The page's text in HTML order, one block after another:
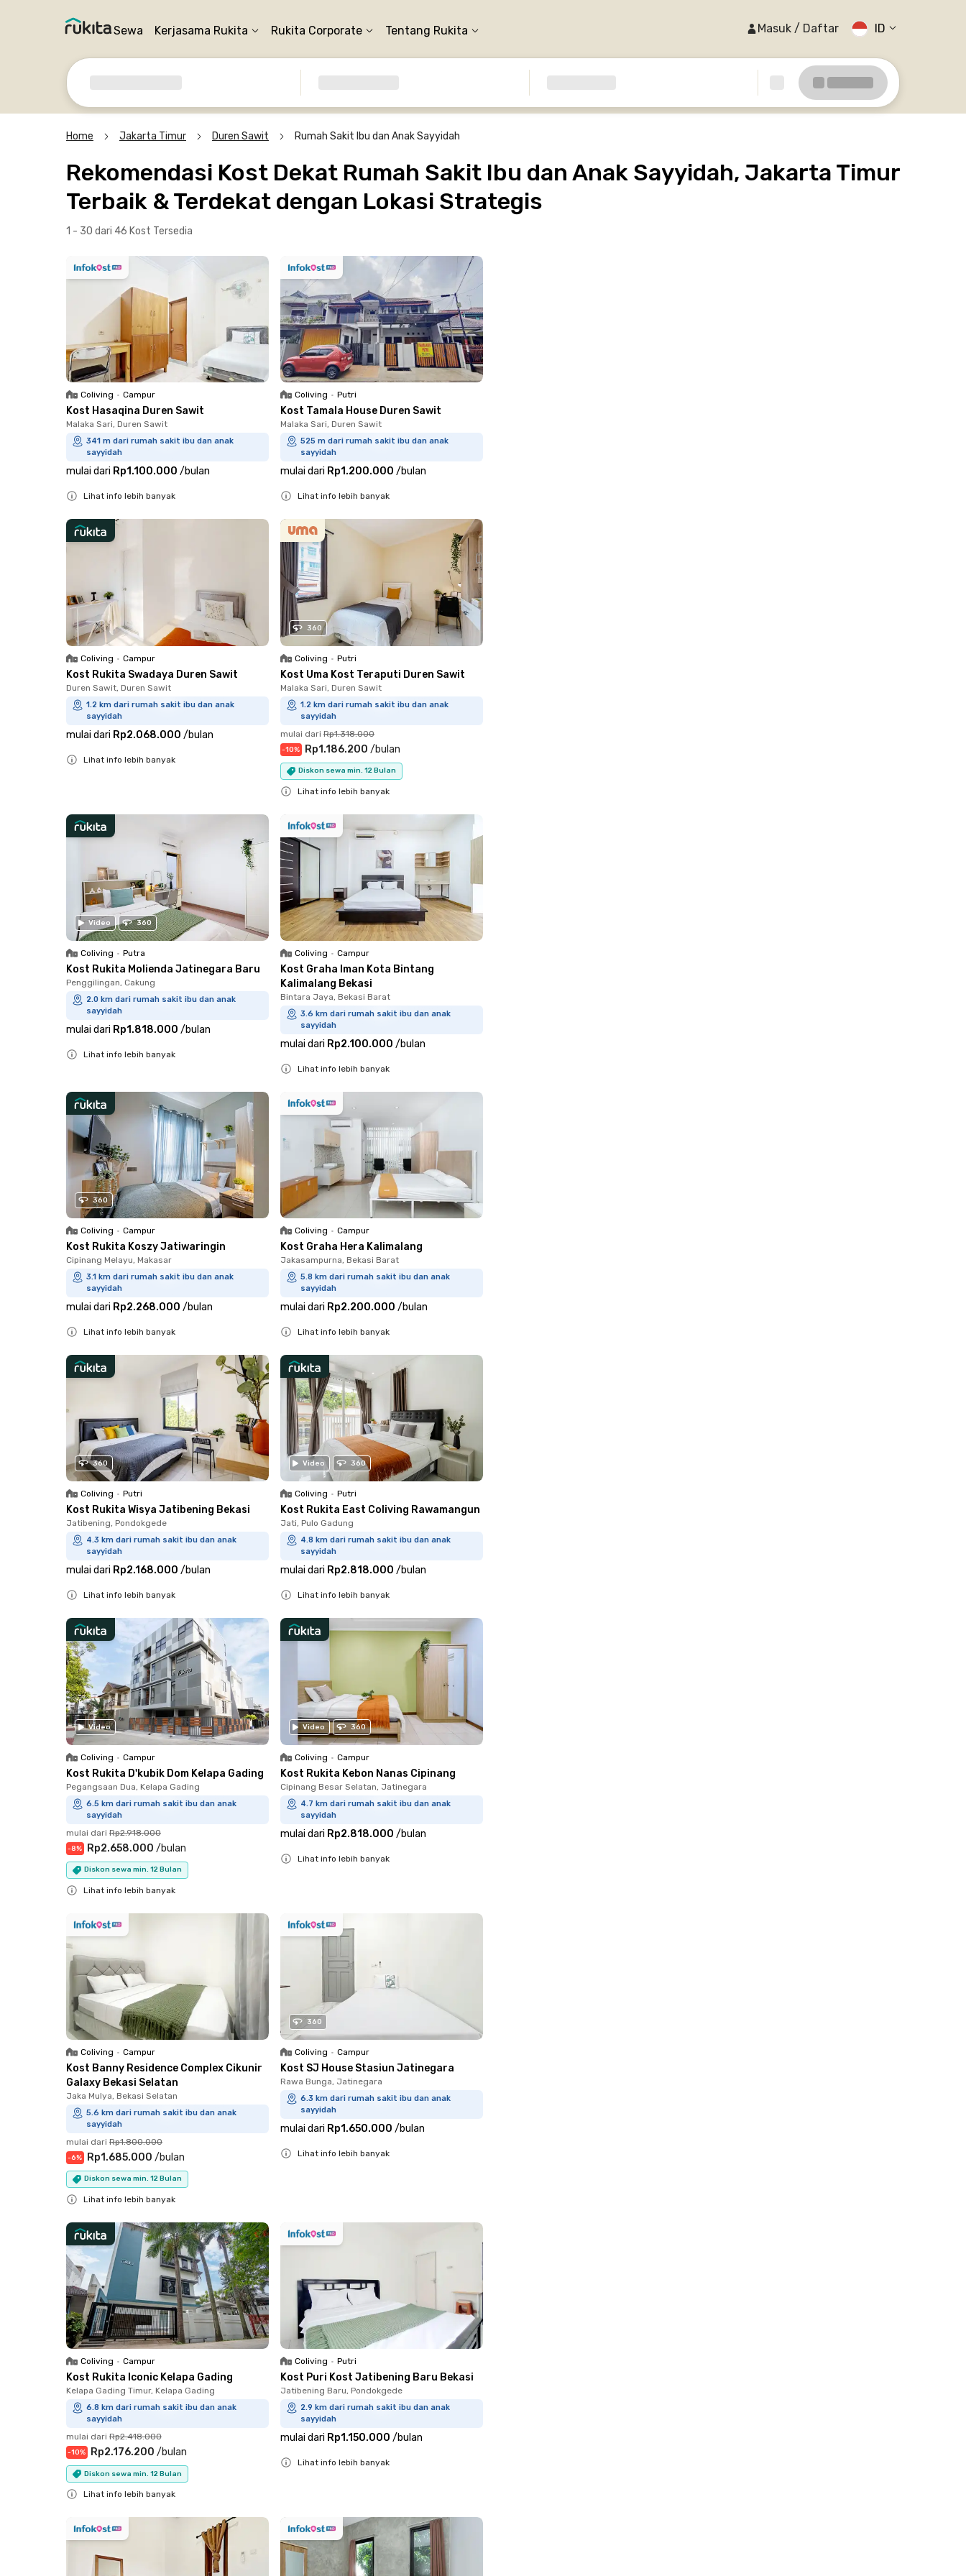
Sewa Kerjasama Rukita Rukita Corporate Tentang Rukita Masuk / Daftar ID
Home Jakarta Timur Duren Sawit Rumah Sakit Ibu dan Anak Sayyidah
Rekomendasi Kost Dekat Rumah Sakit Ibu dan Anak Sayyidah, Jakarta Timur
Terbaik & Terdekat dengan Lokasi Strategis
1 - 30 dari 46 Kost Tersedia
Coliving • Campur
Kost Hasaqina Duren Sawit
Malaka Sari, Duren Sawit
341 m dari rumah sakit ibu dan anak
sayyidah
mulai dari Rp1.100.000 /bulan
Lihat info lebih banyak
Coliving • Putri
Kost Tamala House Duren Sawit
Malaka Sari, Duren Sawit
525 m dari rumah sakit ibu dan anak
sayyidah
mulai dari Rp1.200.000 /bulan
Lihat info lebih banyak
Coliving • Campur
Kost Rukita Swadaya Duren Sawit
Duren Sawit, Duren Sawit
1.2 km dari rumah sakit ibu dan anak
sayyidah
mulai dari Rp2.068.000 /bulan
Lihat info lebih banyak
360
Coliving • Putri
Kost Uma Kost Teraputi Duren Sawit
Malaka Sari, Duren Sawit
1.2 km dari rumah sakit ibu dan anak
sayyidah
mulai dari Rp1.318.000
-10% Rp1.186.200 /bulan
Diskon sewa min. 12 Bulan
Lihat info lebih banyak
Video 360
Coliving • Putra
Kost Rukita Molienda Jatinegara Baru
Penggilingan, Cakung
2.0 km dari rumah sakit ibu dan anak
sayyidah
mulai dari Rp1.818.000 /bulan
Lihat info lebih banyak
Coliving • Campur
Kost Graha Iman Kota Bintang
Kalimalang Bekasi
Bintara Jaya, Bekasi Barat
3.6 km dari rumah sakit ibu dan anak
sayyidah
mulai dari Rp2.100.000 /bulan
Lihat info lebih banyak
360
Coliving • Campur
Kost Rukita Koszy Jatiwaringin
Cipinang Melayu, Makasar
3.1 km dari rumah sakit ibu dan anak
sayyidah
mulai dari Rp2.268.000 /bulan
Lihat info lebih banyak
Coliving • Campur
Kost Graha Hera Kalimalang
Jakasampurna, Bekasi Barat
5.8 km dari rumah sakit ibu dan anak
sayyidah
mulai dari Rp2.200.000 /bulan
Lihat info lebih banyak
360
Coliving • Putri
Kost Rukita Wisya Jatibening Bekasi
Jatibening, Pondokgede
4.3 km dari rumah sakit ibu dan anak
sayyidah
mulai dari Rp2.168.000 /bulan
Lihat info lebih banyak
Video 360
Coliving • Putri
Kost Rukita East Coliving Rawamangun
Jati, Pulo Gadung
4.8 km dari rumah sakit ibu dan anak
sayyidah
mulai dari Rp2.818.000 /bulan
Lihat info lebih banyak
Video
Coliving • Campur
Kost Rukita D'kubik Dom Kelapa Gading
Pegangsaan Dua, Kelapa Gading
6.5 km dari rumah sakit ibu dan anak
sayyidah
mulai dari Rp2.918.000
-8% Rp2.658.000 /bulan
Diskon sewa min. 12 Bulan
Lihat info lebih banyak
Video 360
Coliving • Campur
Kost Rukita Kebon Nanas Cipinang
Cipinang Besar Selatan, Jatinegara
4.7 km dari rumah sakit ibu dan anak
sayyidah
mulai dari Rp2.818.000 /bulan
Lihat info lebih banyak
Coliving • Campur
Kost Banny Residence Complex Cikunir
Galaxy Bekasi Selatan
Jaka Mulya, Bekasi Selatan
5.6 km dari rumah sakit ibu dan anak
sayyidah
mulai dari Rp1.800.000
-6% Rp1.685.000 /bulan
Diskon sewa min. 12 Bulan
Lihat info lebih banyak
360
Coliving • Campur
Kost SJ House Stasiun Jatinegara
Rawa Bunga, Jatinegara
6.3 km dari rumah sakit ibu dan anak
sayyidah
mulai dari Rp1.650.000 /bulan
Lihat info lebih banyak
Coliving • Campur
Kost Rukita Iconic Kelapa Gading
Kelapa Gading Timur, Kelapa Gading
6.8 km dari rumah sakit ibu dan anak
sayyidah
mulai dari Rp2.418.000
-10% Rp2.176.200 /bulan
Diskon sewa min. 12 Bulan
Lihat info lebih banyak
Coliving • Putri
Kost Puri Kost Jatibening Baru Bekasi
Jatibening Baru, Pondokgede
2.9 km dari rumah sakit ibu dan anak
sayyidah
mulai dari Rp1.150.000 /bulan
Lihat info lebih banyak